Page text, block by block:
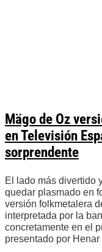
Mägo de Oz
en Televisión
sorprendente
El lado más divertido
quedar plasmado en
versión folkmetalera
interpretada por la
concretamente en el
presentado por